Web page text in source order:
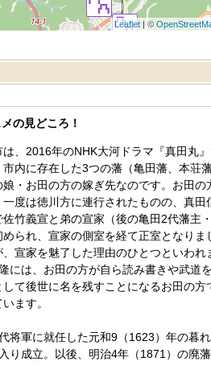
Leaflet| ©
の見どころ！
、2016年のNHK大河ドラマ『真田丸
内に存在した3つの藩（亀田藩、本荘
・お田の方の嫁ぎ先なのです。お田の
度は徳川方に連行されたものの、真田
竹義宣と弟の宣家（後の亀田2代藩主
られ、宣家の側室を経て正室となりま
宣家を魅了した理由のひとつといわれ
には、お田の方が自ら読み書きや武道
て後世に名を残すことになるお田の方
ます。
将軍に就任した元和9（1623）年の暮
り成立。以後、明治4年（1871）の廃